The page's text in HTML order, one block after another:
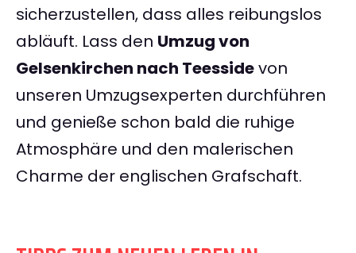
sicherzustellen, dass alles reibungslos
abläuft. Lass den Umzug von
Gelsenkirchen nach Teessidevon
unseren Umzugsexperten durchführen
und genieße schon bald die ruhige
Atmosphäre und den malerischen
Charme der englischen Grafschaft.